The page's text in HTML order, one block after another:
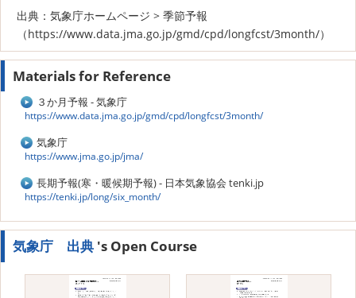
出典：気象庁ホームページ > 季節予報
（https://www.data.jma.go.jp/gmd/cpd/longfcst/3month/）
Materials for Reference
３か月予報 - 気象庁
https://www.data.jma.go.jp/gmd/cpd/longfcst/3month/
気象庁
https://www.jma.go.jp/jma/
長期予報(寒・暖候期予報) - 日本気象協会 tenki.jp
https://tenki.jp/long/six_month/
気象庁 出典 's Open Course